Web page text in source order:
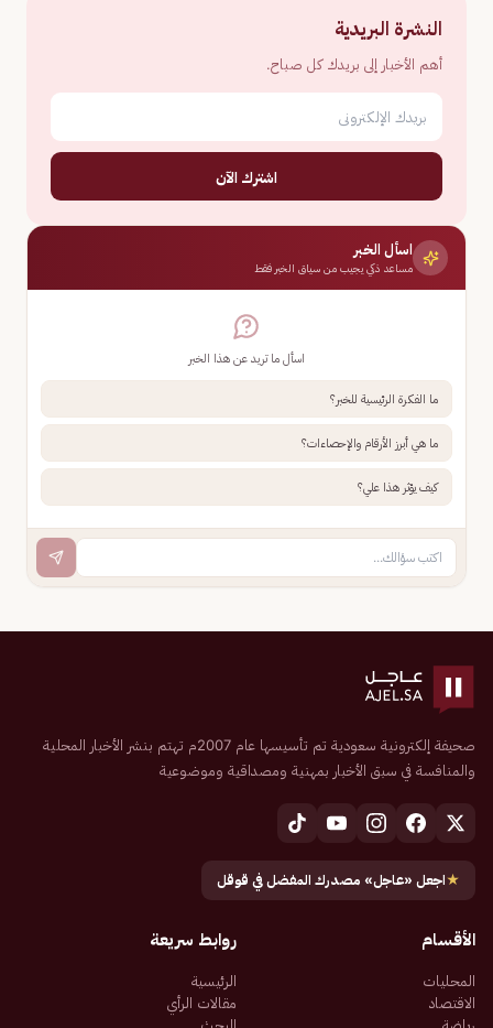
النشرة البريدية
أهم الأخبار إلى بريدك كل صباح.
اشترك الآن
اسأل الخبر
مساعد ذكي يجيب من سياق الخبر فقط
اسأل ما تريد عن هذا الخبر
ما الفكرة الرئيسية للخبر؟
ما هي أبرز الأرقام والإحصاءات؟
كيف يؤثر هذا علي؟
صحيفة إلكترونية سعودية تم تأسيسها عام 2007م تهتم بنشر الأخبار المحلية
والمنافسة في سبق الأخبار بمهنية ومصداقية وموضوعية
★اجعل «عاجل» مصدرك المفضل في قوقل
الأقسام
المحليات
الاقتصاد
روابط سريعة
الرئيسية
مقالات الرأي